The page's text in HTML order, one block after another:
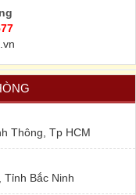
Thông, Tp HCM
Bắc Ninh